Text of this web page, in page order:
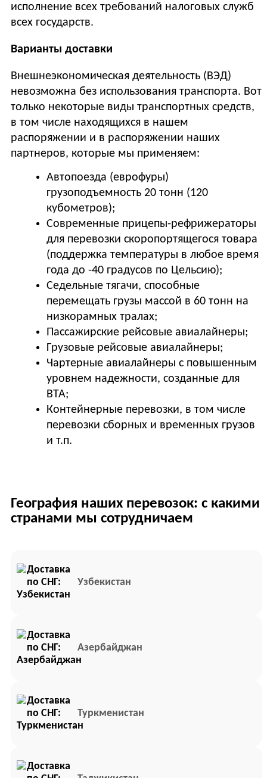
исполнение всех требований налоговых служб
всех государств.
Варианты доставки
Внешнеэкономическая деятельность (ВЭД)
невозможна без использования транспорта. Вот
только некоторые виды транспортных средств,
в том числе находящихся в нашем
распоряжении и в распоряжении наших
партнеров, которые мы применяем:
Автопоезда (еврофуры)
грузоподъемность 20 тонн (120
кубометров);
Современные прицепы-рефрижераторы
для перевозки скоропортящегося товара
(поддержка температуры в любое время
года до -40 градусов по Цельсию);
Седельные тягачи, способные
перемещать грузы массой в 60 тонн на
низкорамных тралах;
Пассажирские рейсовые авиалайнеры;
Грузовые рейсовые авиалайнеры;
Чартерные авиалайнеры с повышенным
уровнем надежности, созданные для
ВТА;
Контейнерные перевозки, в том числе
перевозки сборных и временных грузов
и т.п.
География наших перевозок: с какими
странами мы сотрудничаем
Узбекистан
Азербайджан
Туркменистан